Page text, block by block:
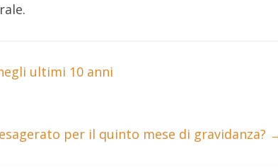
ultimi 10 anni
per il quinto mese di gravidanza?